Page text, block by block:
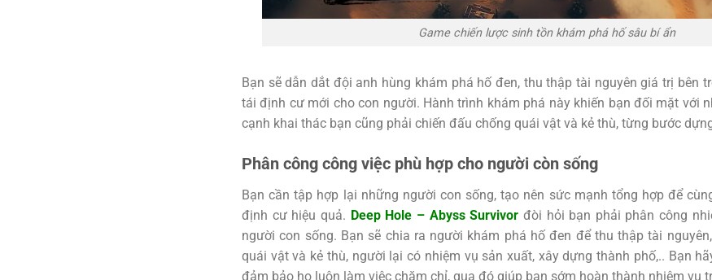
Game chiến lược sinh tồn khám phá hố sâu bí ẩn
Bạn sẽ dẫn dắt đội anh hùng khám phá hố đen, thu thập tài nguyên giá trị bên
tái định cư mới cho con người. Hành trình khám phá này khiến bạn đối mặt với
cạnh khai thác bạn cũng phải chiến đấu chống quái vật và kẻ thù, từng bước
Phân công công việc phù hợp cho người còn sống
Bạn cần tập hợp lại những người con sống, tạo nên sức mạnh tổng hợp để
định cư hiệu quả. Deep Hole – Abyss Survivor đòi hỏi bạn phải phân công
người con sống. Bạn sẽ chia ra người khám phá hố đen để thu thập tài
quái vật và kẻ thù, người lại có nhiệm vụ sản xuất, xây dựng thành phố,.. Bạn
đảm bảo họ luôn làm việc chăm chỉ, qua đó giúp bạn sớm hoàn thành nhiệm vụ